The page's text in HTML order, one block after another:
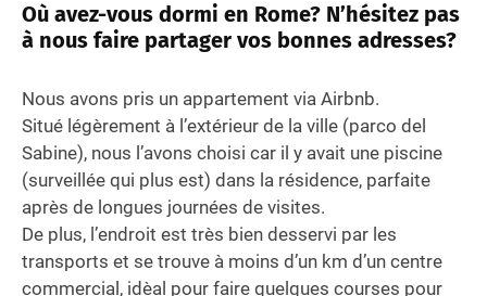
Où avez-vous dormi en Rome? N’hésitez pas
à nous faire partager vos bonnes adresses?
Nous avons pris un appartement via Airbnb.
Situé légèrement à l’extérieur de la ville (parco del
Sabine), nous l’avons choisi car il y avait une piscine
(surveillée qui plus est) dans la résidence, parfaite
après de longues journées de visites.
De plus, l’endroit est très bien desservi par les
transports et se trouve à moins d’un km d’un centre
commercial, idèal pour faire quelques courses pour